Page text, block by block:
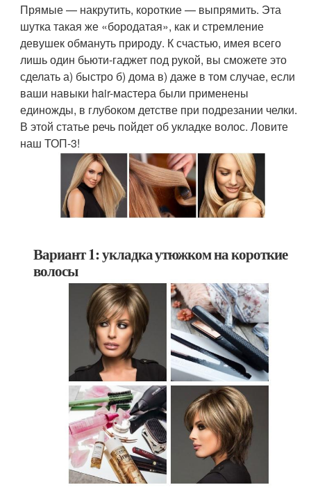
Прямые — накрутить, короткие — выпрямить. Эта
шутка такая же «бородатая», как и стремление
девушек обмануть природу. К счастью, имея всего
лишь один бьюти-гаджет под рукой, вы сможете это
сделать а) быстро б) дома в) даже в том случае, если
ваши навыки hair-мастера были применены
единожды, в глубоком детстве при подрезании челки.
В этой статье речь пойдет об укладке волос. Ловите
наш ТОП-3!
Вариант 1: укладка утюжком на короткие
волосы